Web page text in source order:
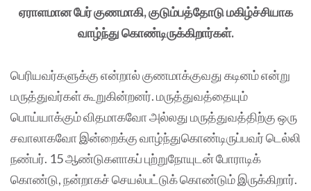
ஏராளமான பேர் குணமாகி, குடும்பத்தோடு மகிழ்ச்சியாக
வாழ்ந்து கொண்டிருக்கிறார்கள்.
பெரியவர்களுக்கு என்றால் குணமாக்குவது கடினம் என்று
மருத்துவர்கள் கூறுகின்றனர். மருத்துவத்தையும்
பொய்யாக்கும் விதமாகவோ அல்லது மருத்துவத்திற்கு ஒரு
சவாலாகவோ இன்றைக்கு வாழ்ந்துகொண்டிருப்பவர் டெல்லி
நண்பர். 15 ஆண்டுகளாகப் புற்றுநோயுடன் போராடிக்
கொண்டு, நன்றாகச் செயல்பட்டுக் கொண்டும் இருக்கிறார்.